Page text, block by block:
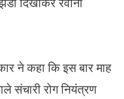
दिखाकर रवाना
ने कहा कि इस बार माह
संचारी रोग नियंत्रण